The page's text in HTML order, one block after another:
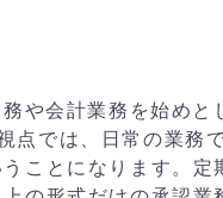
や会計業務を始めと
点では、日常の業務
ことになります。定